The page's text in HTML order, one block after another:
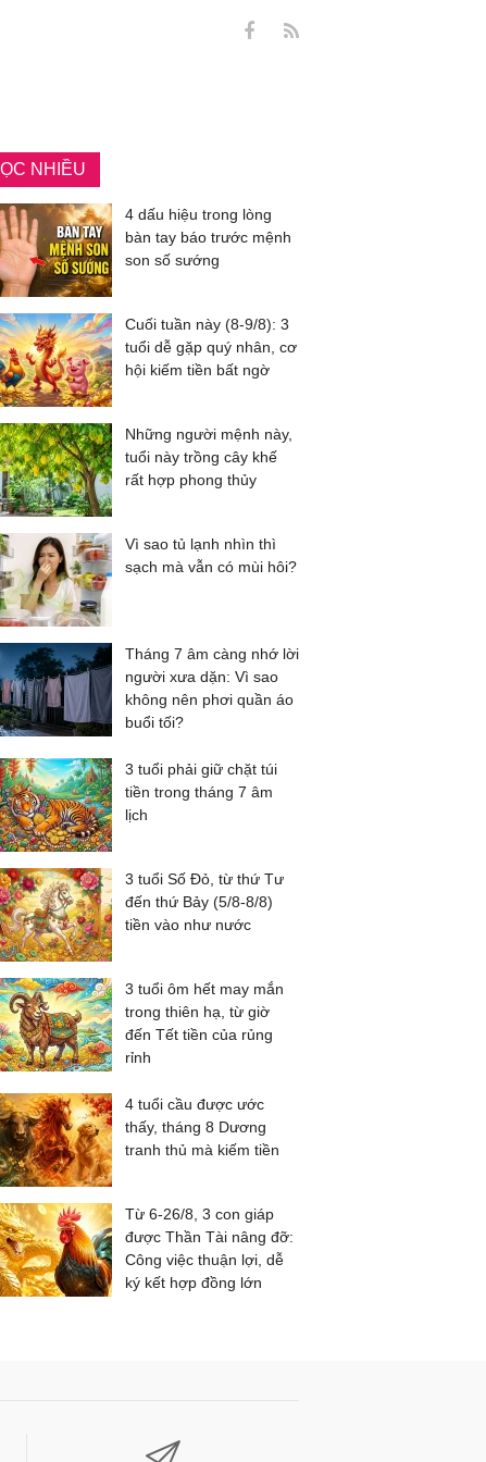
NHIỀU
4 dấu hiệu trong lòng
bàn tay báo trước mệnh
son số sướng
Cuối tuần này (8-9/8): 3
tuổi dễ gặp quý nhân, cơ
hội kiếm tiền bất ngờ
Những người mệnh này,
tuổi này trồng cây khế
rất hợp phong thủy
Vì sao tủ lạnh nhìn thì
sạch mà vẫn có mùi hôi?
Tháng 7 âm càng nhớ lời
người xưa dặn: Vì sao
không nên phơi quần áo
buổi tối?
3 tuổi phải giữ chặt túi
tiền trong tháng 7 âm
lịch
3 tuổi Số Đỏ, từ thứ Tư
đến thứ Bảy (5/8-8/8)
tiền vào như nước
3 tuổi ôm hết may mắn
trong thiên hạ, từ giờ
đến Tết tiền của rủng
rỉnh
4 tuổi cầu được ước
thấy, tháng 8 Dương
tranh thủ mà kiếm tiền
Từ 6-26/8, 3 con giáp
được Thần Tài nâng đỡ:
Công việc thuận lợi, dễ
ký kết hợp đồng lớn